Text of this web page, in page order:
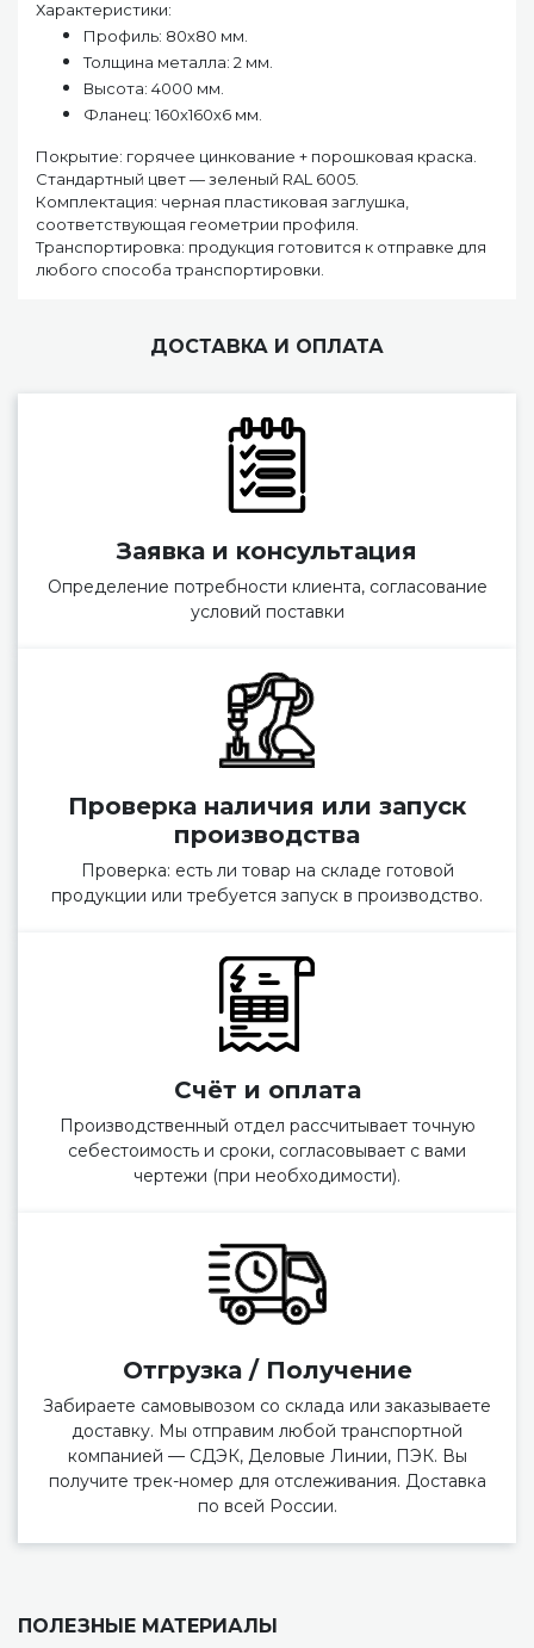
Характеристики:
Профиль: 80х80 мм.
Толщина металла: 2 мм.
Высота: 4000 мм.
Фланец: 160х160х6 мм.
Покрытие: горячее цинкование + порошковая краска.
Стандартный цвет — зеленый RAL 6005.
Комплектация: черная пластиковая заглушка,
соответствующая геометрии профиля.
Транспортировка: продукция готовится к отправке для
любого способа транспортировки.
ДОСТАВКА И ОПЛАТА
Заявка и консультация
Определение потребности клиента, согласование
условий поставки
Проверка наличия или запуск
производства
Проверка: есть ли товар на складе готовой
продукции или требуется запуск в производство.
Счёт и оплата
Производственный отдел рассчитывает точную
себестоимость и сроки, согласовывает с вами
чертежи (при необходимости).
Отгрузка / Получение
Забираете самовывозом со склада или заказываете
доставку. Мы отправим любой транспортной
компанией — СДЭК, Деловые Линии, ПЭК. Вы
получите трек-номер для отслеживания. Доставка
по всей России.
ПОЛЕЗНЫЕ МАТЕРИАЛЫ